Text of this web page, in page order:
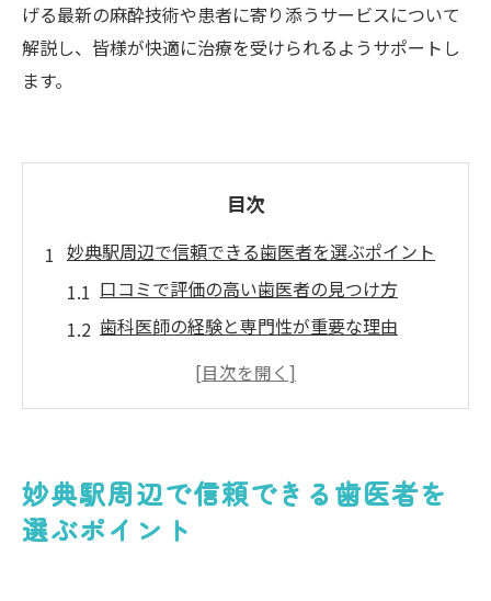
げる最新の麻酔技術や患者に寄り添うサービスについて
解説し、皆様が快適に治療を受けられるようサポートし
ます。
目次
妙典駅周辺で信頼できる歯医者を選ぶポイント
口コミで評価の高い歯医者の見つけ方
歯科医師の経験と専門性が重要な理由
設備の充実度が示す歯医者の質
感染予防対策がしっかりしている医院を選
ぶ
妙典駅周辺で信頼できる歯医者を
選ぶポイント